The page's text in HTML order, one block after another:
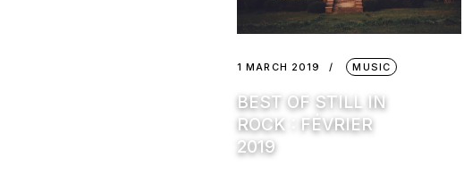
1 MARCH 2019 MUSIC
BEST OF STILL IN
ROCK : FÉVRIER
2019